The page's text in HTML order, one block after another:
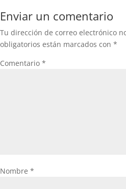
Enviar un comentario
Tu dirección de correo electrónico
obligatorios están marcados con *
Comentario *
Nombre *